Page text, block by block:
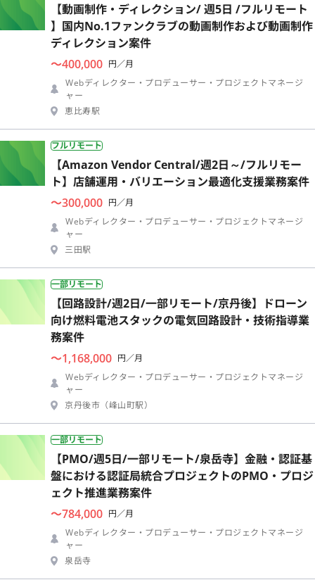
【動画制作・ディレクション/ 週5日 /フルリモート
】国内No.1ファンクラブの動画制作および動画制作
ディレクション案件
〜400,000 円／月
Webディレクター・プロデューサー・プロジェクトマネージ
ャー
恵比寿駅
フルリモート
【Amazon Vendor Central/週2日～/フルリモー
ト】店舗運用・バリエーション最適化支援業務案件
〜300,000 円／月
Webディレクター・プロデューサー・プロジェクトマネージ
ャー
三田駅
一部リモート
【回路設計/週2日/一部リモート/京丹後】ドローン
向け燃料電池スタックの電気回路設計・技術指導業
務案件
〜1,168,000 円／月
Webディレクター・プロデューサー・プロジェクトマネージ
ャー
京丹後市（峰山町駅）
一部リモート
【PMO/週5日/一部リモート/泉岳寺】金融・認証基
盤における認証局統合プロジェクトのPMO・プロジ
ェクト推進業務案件
〜784,000 円／月
Webディレクター・プロデューサー・プロジェクトマネージ
ャー
泉岳寺